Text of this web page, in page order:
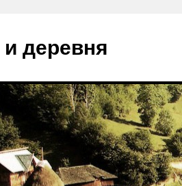
деревня